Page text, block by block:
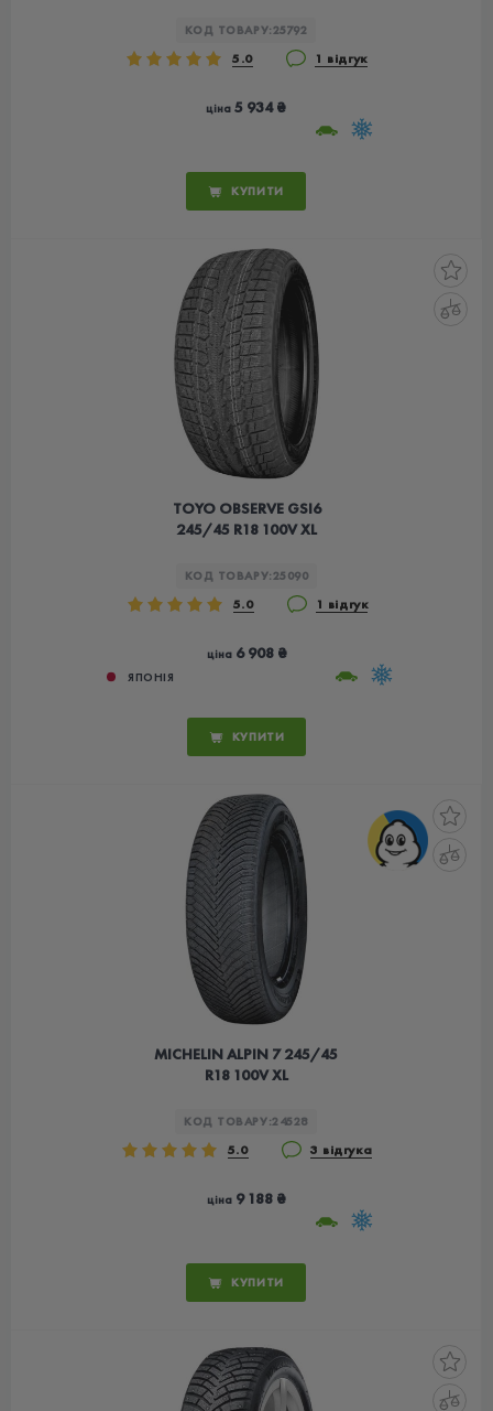
КОД ТОВАРУ:25792
5.0 1 відгук
ціна 5 934 ₴
КУПИТИ
TOYO OBSERVE GSI6
245/45 R18 100V XL
КОД ТОВАРУ:25090
5.0 1 відгук
ціна6 908 ₴
ЯПОНІЯ
КУПИТИ
MICHELIN ALPIN 7 245/45
R18 100V XL
КОД ТОВАРУ:24528
5.0 3 відгука
ціна9 188 ₴
КУПИТИ